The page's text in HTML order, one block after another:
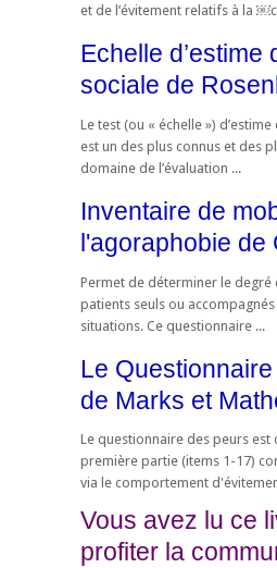
et de l’évitement relatifs à la
Echelle d’estime
sociale de
Le test (ou « échelle »)
est un des plus connus et des
domaine de l’évaluation ...
Inventaire de
l'agoraphobie de
Permet de déterminer le degré
patients seuls ou
situations. Ce questionnaire ...
Le
de Marks et
Le questionnaire des peurs est
première partie (items 1-17)
via le comportement
Vous avez lu ce
profiter la